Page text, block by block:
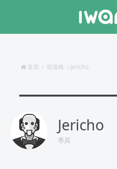
首頁 部落格 Jericho
Jericho
專員